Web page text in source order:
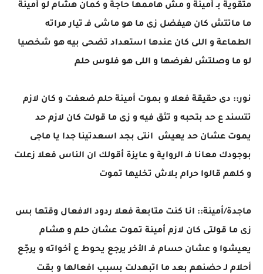
متقوية بـ أمينة و مش هاممها حاجة و كمان هشام لو أمينة
ما ماتتش كان هيفضل زى ما هو ماشى فـ تيار مراته
الطماعة و اللى كان عندها استعداد تضحى بيه هو شخصيا
لو ما وصلتش لغرضها و اللى هو فلوس حلم
نور:: دى حقيقة فعلا و بموت أمينة حلم ضعفت و كان لازم
تتسند ع حد بتحبه و تثق فيه و زى ما قولت كان لازم حد
يموت عشان حد يعيش انتى بجد اسعدتينا جدا يا ماجى
بوجودك معانا فـ الرواية و عايزة أقولك ان الناس فعلا زعلت
و كلهم قالوا حرام بلاش تخليها تموت
ماجدة/أمينة:: انا كنت متابعة فعلا ردود الافعال وقتها بس
زى ما قولتى كان لازم أمينة تموت عشان حلم و هشام
يعيشوا و عشان حسام فـ الأخر يرجع يحوط ع أخواته و يرجّع
أحلام لـ حضنهم بعد ما اتبهدلت بسبب افعالها و بقت